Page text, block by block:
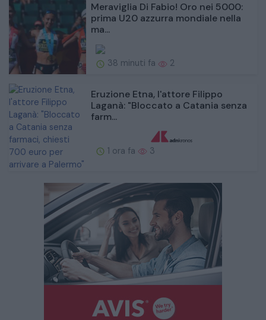
Meraviglia Di Fabio! Oro nei 5000:
prima U20 azzurra mondiale nella
ma...
38 minuti fa 2
Eruzione Etna, l'attore Filippo
Laganà: "Bloccato a Catania senza
farm...
1 ora fa 3